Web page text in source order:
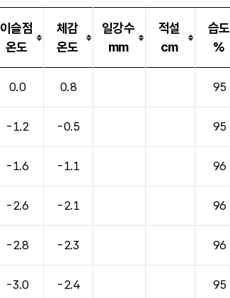
이슬점
온도
체감
온도
일강수
mm
적설
cm
습도
%
0.0 0.8 95
-1.2 -0.5 95
-1.6 -1.1 96
-2.6 -2.1 96
-2.8 -2.3 96
-3.0 -2.4 95